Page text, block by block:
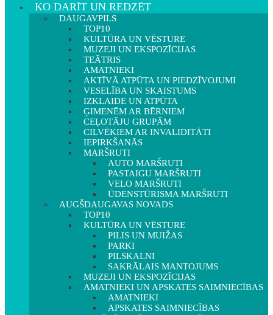
KO DARĪT UN REDZĒT
DAUGAVPILS
TOP10
KULTŪRA UN VĒSTURE
MUZEJI UN EKSPOZĪCIJAS
TEĀTRIS
AMATNIEKI
AKTĪVĀ ATPŪTA UN PIEDZĪVOJUMI
VESELĪBA UN SKAISTUMS
IZKLAIDE UN ATPŪTA
ĢIMENĒM AR BĒRNIEM
CEĻOTĀJU GRUPĀM
CILVĒKIEM AR INVALIDITĀTI
IEPIRKŠANĀS
MARŠRUTI
AUTO MARŠRUTI
PASTAIGU MARŠRUTI
VELO MARŠRUTI
ŪDENSTŪRISMA MARŠRUTI
AUGŠDAUGAVAS NOVADS
TOP10
KULTŪRA UN VĒSTURE
PILIS UN MUIŽAS
PARKI
PILSKALNI
SAKRĀLAIS MANTOJUMS
MUZEJI UN EKSPOZĪCIJAS
AMATNIEKI UN APSKATES SAIMNIECĪBAS
AMATNIEKI
APSKATES SAIMNIECĪBAS